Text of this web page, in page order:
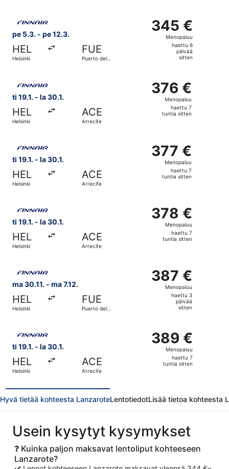
pe 5.3. - pe 12.3.
HEL
Helsinki
FUE
Puerto del
345 €
Menopaluu,
haettu
345 €
Menopaluu
haettu 6
päivää
sitten
ti 19.1. - la 30.1.
HEL
Helsinki
ACE
Arrecife
376 €
Menopaluu,
haettu
376 €
Menopaluu
haettu 7
tuntia sitten
ti 19.1. - la 30.1.
HEL
Helsinki
ACE
Arrecife
377 €
Menopaluu,
haettu
377 €
Menopaluu
haettu 7
tuntia sitten
ti 19.1. - la 30.1.
HEL
Helsinki
ACE
Arrecife
378 €
Menopaluu,
haettu
378 €
Menopaluu
haettu 7
tuntia sitten
ma 30.11. - ma 7.12.
HEL
Helsinki
FUE
Puerto del
387 €
Menopaluu,
haettu
387 €
Menopaluu
haettu 3
päivää
sitten
ti 19.1. - la 30.1.
HEL
Helsinki
ACE
Arrecife
389 €
Menopaluu,
haettu
389 €
Menopaluu
haettu 7
tuntia sitten
Hyvä tietää kohteesta LanzaroteLentotiedotLisää tietoa kohteesta
Usein kysytyt kysymykset
❓ Kuinka paljon maksavat lentoliput kohteeseen
Lanzarote?